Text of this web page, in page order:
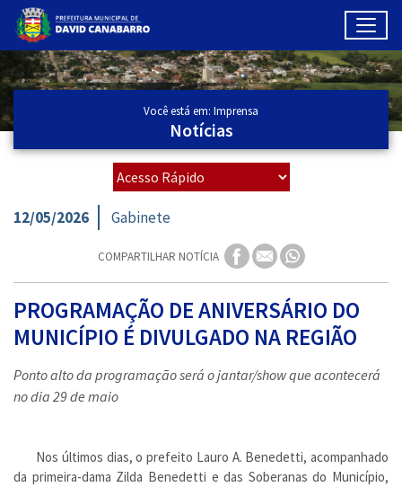
Ir para conteúdo principal
Conteúdo Principal
Você está em: Imprensa
Notícias
12/05/2026 Gabinete
COMPARTILHAR NOTÍCIA
PROGRAMAÇÃO DE ANIVERSÁRIO DO
MUNICÍPIO É DIVULGADO NA REGIÃO
Ponto alto da programação será o jantar/show que acontecerá
no dia 29 de maio
Nos últimos dias, o prefeito Lauro A. Benedetti, acompanhado
da primeira-dama Zilda Benedetti e das Soberanas do Município,